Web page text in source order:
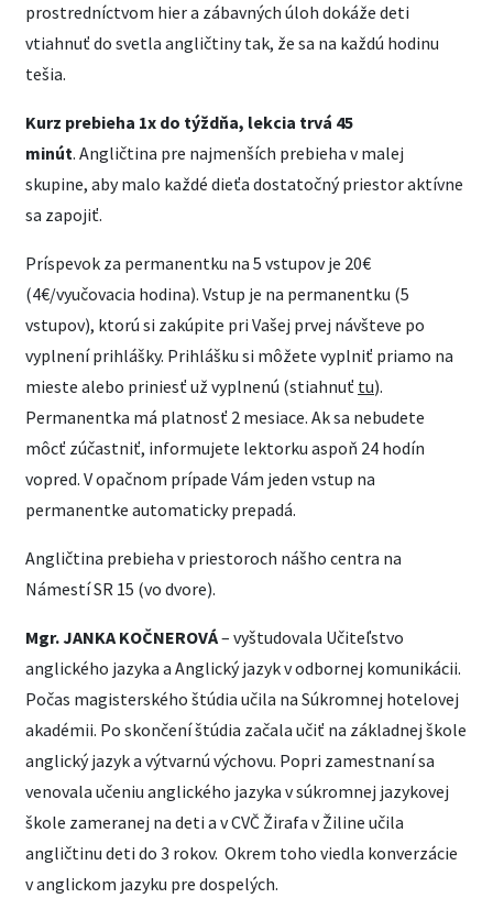
prostredníctvom hier a zábavných úloh dokáže deti
vtiahnuť do svetla angličtiny tak, že sa na každú hodinu
tešia.
Kurz prebieha 1x do týždňa, lekcia trvá 45
minút. Angličtina pre najmenších prebieha v malej
skupine, aby malo každé dieťa dostatočný priestor aktívne
sa zapojiť.
Príspevok za permanentku na 5 vstupov je 20€
(4€/vyučovacia hodina). Vstup je na permanentku (5
vstupov), ktorú si zakúpite pri Vašej prvej návšteve po
vyplnení prihlášky. Prihlášku si môžete vyplniť priamo na
mieste alebo priniesť už vyplnenú (stiahnuť tu).
Permanentka má platnosť 2 mesiace. Ak sa nebudete
môcť zúčastniť, informujete lektorku aspoň 24 hodín
vopred. V opačnom prípade Vám jeden vstup na
permanentke automaticky prepadá.
Angličtina prebieha v priestoroch nášho centra na
Námestí SR 15 (vo dvore).
Mgr. JANKA KOČNEROVÁ– vyštudovala Učiteľstvo
anglického jazyka a Anglický jazyk v odbornej komunikácii.
Počas magisterského štúdia učila na Súkromnej hotelovej
akadémii. Po skončení štúdia začala učiť na základnej škole
anglický jazyk a výtvarnú výchovu. Popri zamestnaní sa
venovala učeniu anglického jazyka v súkromnej jazykovej
škole zameranej na deti a v CVČ Žirafa v Žiline učila
angličtinu deti do 3 rokov. Okrem toho viedla konverzácie
v anglickom jazyku pre dospelých.